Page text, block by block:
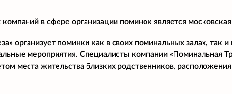
в сфере организации поминок является московская
организует поминки как в своих поминальных залах, так
мероприятия. Специалисты компании «Поминальная
места жительства близких родственников,